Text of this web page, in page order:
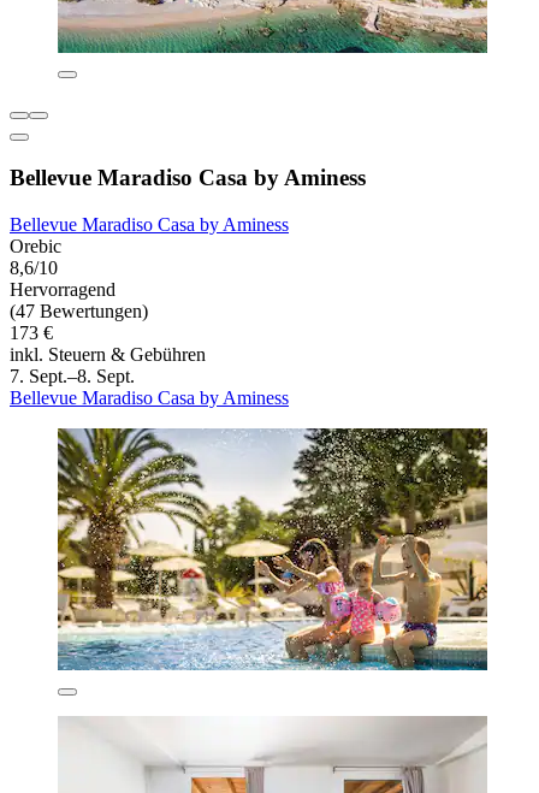
Bellevue Maradiso Casa by Aminess
Bellevue Maradiso Casa by Aminess
Orebic
8,6/10
Hervorragend
(47 Bewertungen)
173 €
inkl. Steuern & Gebühren
7. Sept.–8. Sept.
Bellevue Maradiso Casa by Aminess